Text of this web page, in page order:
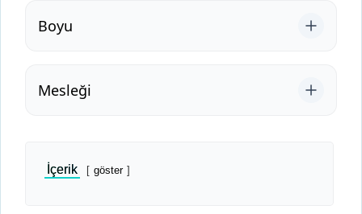
Boyu
Mesleği
İçerik göster